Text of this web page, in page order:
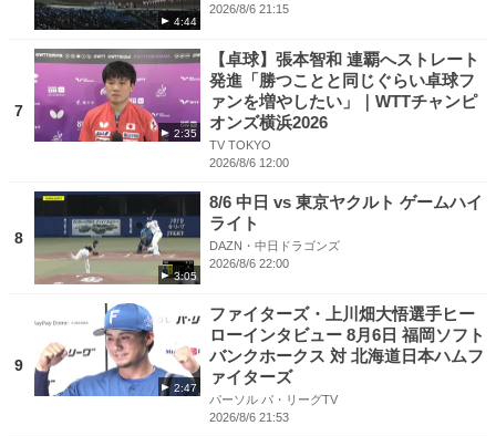
4:44
2026/8/6 21:15
7
2:35
【卓球】張本智和 連覇へストレート
発進「勝つことと同じぐらい卓球フ
ァンを増やしたい」｜WTTチャンピ
オンズ横浜2026
TV TOKYO
2026/8/6 12:00
8
3:05
8/6 中日 vs 東京ヤクルト ゲームハイ
ライト
DAZN・中日ドラゴンズ
2026/8/6 22:00
9
2:47
ファイターズ・上川畑大悟選手ヒー
ローインタビュー 8月6日 福岡ソフト
バンクホークス 対 北海道日本ハムフ
ァイターズ
パーソル パ・リーグTV
2026/8/6 21:53